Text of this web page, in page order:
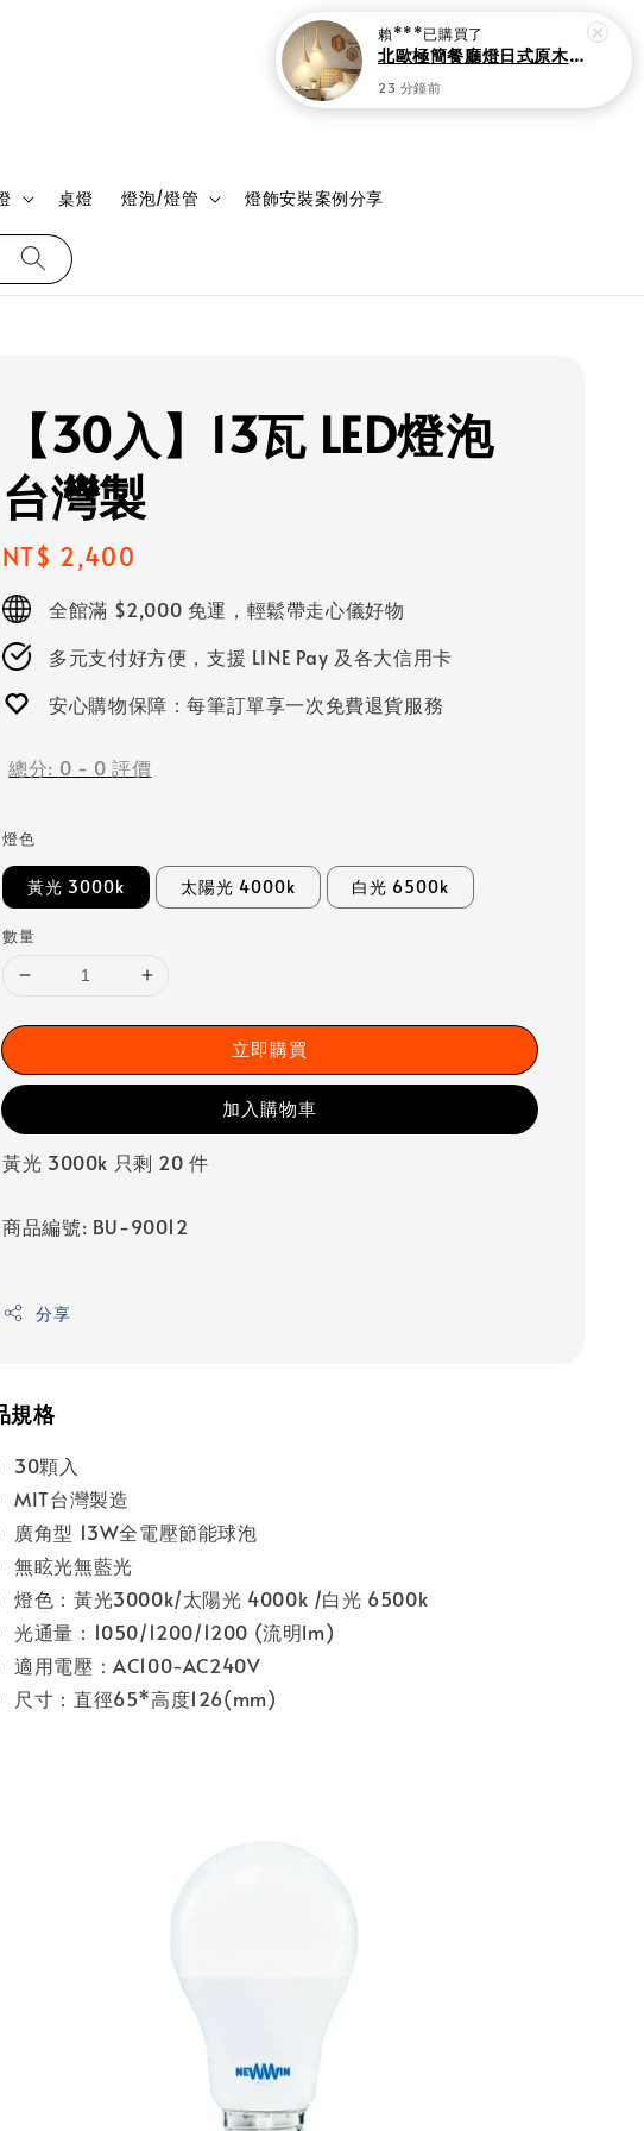
桌燈 燈泡/燈管 燈飾安裝案例分享
登入
【30入】13瓦 LED燈泡
台灣製
Regular
price
NT$ 2,400
全館滿 $2,000 免運，輕鬆帶走心儀好物
多元支付好方便，支援 LINE Pay 及各大信用卡
安心購物保障：每筆訂單享一次免費退貨服務
總分: 0 - 0 評價
燈色
黃光 3000k 太陽光 4000k 白光 6500k
數量
立即購買
加入購物車
黃光 3000k 只剩 20 件
商品編號: BU-90012
分享
規格
30顆入
MIT台灣製造
廣角型 13W全電壓節能球泡
無眩光無藍光
燈色：黃光3000k/太陽光 4000k /白光 6500k
光通量：1050/1200/1200 (流明lm)
適用電壓：AC100-AC240V
尺寸：直徑65*高度126(mm)
賴***已購買了
北歐極簡餐廳燈日式原木紋復古侘寂吊燈
23 分鐘前